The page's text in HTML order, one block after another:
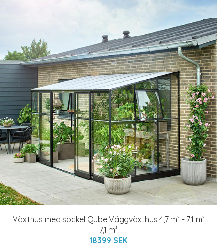
Växthus med sockel Qube Väggväxthus 4,7 m² - 7,1 m²
7,1 m²
18399 SEK